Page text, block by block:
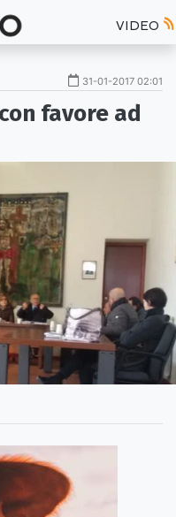
VIDEO
31-01-2017 02:01
favore ad